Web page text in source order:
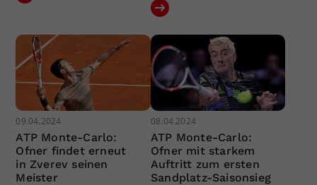
09.04.2024
ATP Monte-Carlo:
Ofner findet erneut
in Zverev seinen
Meister
08.04.2024
ATP Monte-Carlo:
Ofner mit starkem
Auftritt zum ersten
Sandplatz-Saisonsieg